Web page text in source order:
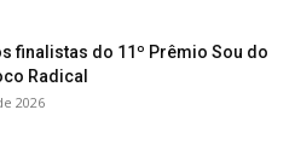
finalistas do 11º Prêmio Sou do
Radical
2026